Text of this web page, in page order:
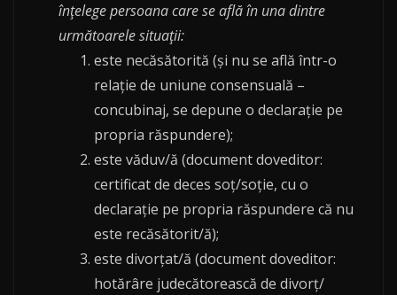
înţelege persoana care se află în una dintre
următoarele situaţii:
este necăsătorită (și nu se află într-o
relație de uniune consensuală –
concubinaj, se depune o declarație pe
propria răspundere);
este văduv/ă (document doveditor:
certificat de deces soț/soție, cu o
declarație pe propria răspundere că nu
este recăsătorit/ă);
este divorțat/ă (document doveditor:
hotărâre judecătorească de divorț/